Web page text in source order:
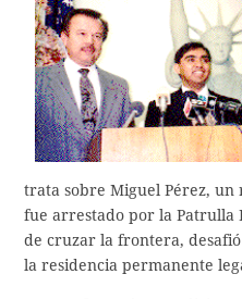
trata sobre Miguel Pérez, un
fue arrestado por la Patrulla
de cruzar la frontera,
la residencia permanente